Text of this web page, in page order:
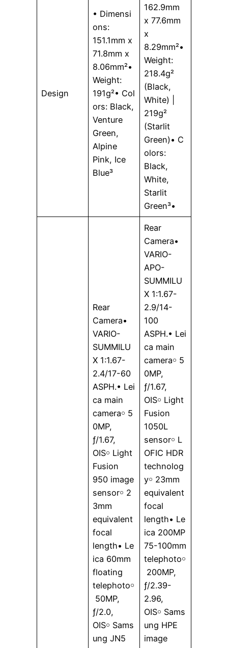
Design
• Dimensi
ons:
151.1mm x
71.8mm x
8.06mm²•
Weight:
191g²• Col
ors: Black,
Venture
Green,
Alpine
Pink, Ice
Blue³
162.9mm
x 77.6mm
x
8.29mm²•
Weight:
218.4g²
(Black,
White) |
219g²
(Starlit
Green)• C
olors:
Black,
White,
Starlit
Green³•
Rear
Camera•
VARIO-
SUMMILU
X 1:1.67-
2.4/17-60
ASPH.• Lei
ca main
camera￮ 5
0MP,
ƒ/1.67,
OIS￮ Light
Fusion
950 image
sensor￮ 2
3mm
equivalent
focal
length• Le
ica 60mm
floating
telephoto￮
50MP,
ƒ/2.0,
OIS￮ Sams
ung JN5
Rear
Camera•
VARIO-
APO-
SUMMILU
X 1:1.67-
2.9/14-
100
ASPH.• Lei
ca main
camera￮ 5
0MP,
ƒ/1.67,
OIS￮ Light
Fusion
1050L
sensor￮ L
OFIC HDR
technolog
y￮ 23mm
equivalent
focal
length• Le
ica 200MP
75-100mm
telephoto￮
200MP,
ƒ/2.39-
2.96,
OIS￮ Sams
ung HPE
image